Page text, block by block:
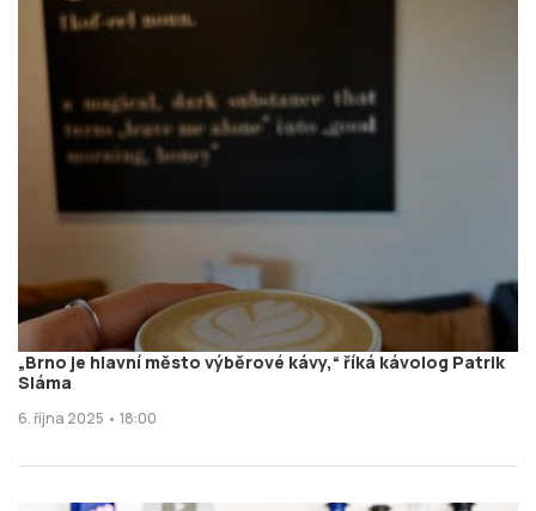
„Brno je hlavní město výběrové kávy,“ říká kávolog Patrik
Sláma
6. října 2025 • 18:00